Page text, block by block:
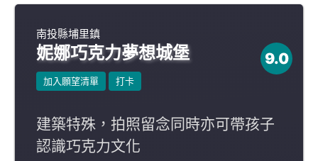
南投縣埔里鎮
妮娜巧克力夢想城堡 9.0
加入願望清單 打卡
建築特殊，拍照留念同時亦可帶孩子
認識巧克力文化